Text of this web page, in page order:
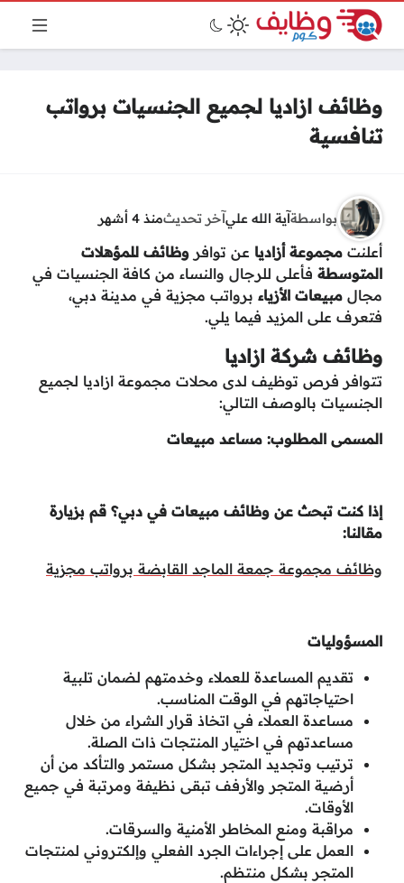
وظائف ازاديا لجميع الجنسيات برواتب
تنافسية
بواسطةآية الله عليآخر تحديثمنذ 4 أشهر
أعلنت مجموعة أزاديا عن توافر وظائف للمؤهلات
المتوسطة فأعلى للرجال والنساء من كافة الجنسيات في
مجال مبيعات الأزياء برواتب مجزية في مدينة دبي،
فتعرف على المزيد فيما يلي.
وظائف شركة ازاديا
تتوافر فرص توظيف لدى محلات مجموعة ازاديا لجميع
الجنسيات بالوصف التالي:
المسمى المطلوب: مساعد مبيعات
إذا كنت تبحث عن وظائف مبيعات في دبي؟ قم بزيارة
مقالنا:
وظائف مجموعة جمعة الماجد القابضة برواتب مجزية
المسؤوليات
تقديم المساعدة للعملاء وخدمتهم لضمان تلبية
احتياجاتهم في الوقت المناسب.
مساعدة العملاء في اتخاذ قرار الشراء من خلال
مساعدتهم في اختيار المنتجات ذات الصلة.
ترتيب وتجديد المتجر بشكل مستمر والتأكد من أن
أرضية المتجر والأرفف تبقى نظيفة ومرتبة في جميع
الأوقات.
مراقبة ومنع المخاطر الأمنية والسرقات.
العمل على إجراءات الجرد الفعلي وإلكتروني لمنتجات
المتجر بشكل منتظم.